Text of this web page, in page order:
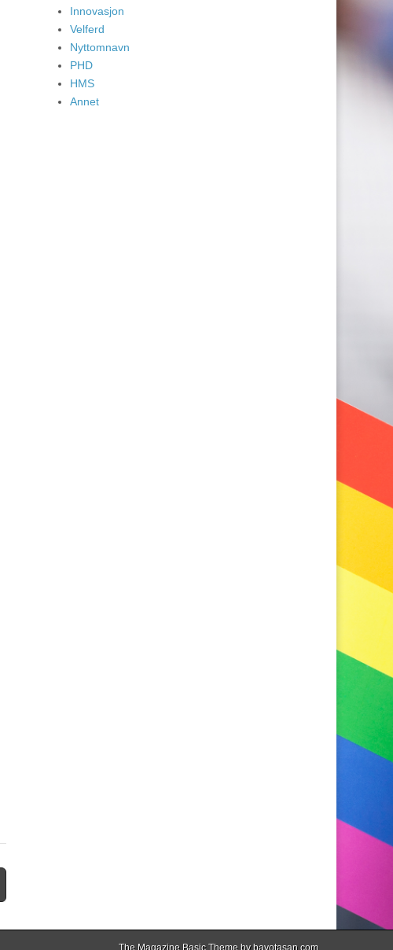
Innovasjon
Velferd
Nyttomnavn
PHD
HMS
Annet
The Magazine Basic Theme bybavotasan.com